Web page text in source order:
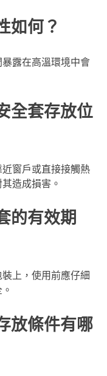
如何？
露在高溫環境中會
全套存放位
窗戶或直接接觸熱
造成損害。
的有效期
上，使用前應仔細
放條件有哪